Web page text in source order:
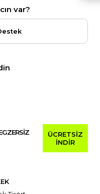
var?
ÜCRETSİZ
İNDİR